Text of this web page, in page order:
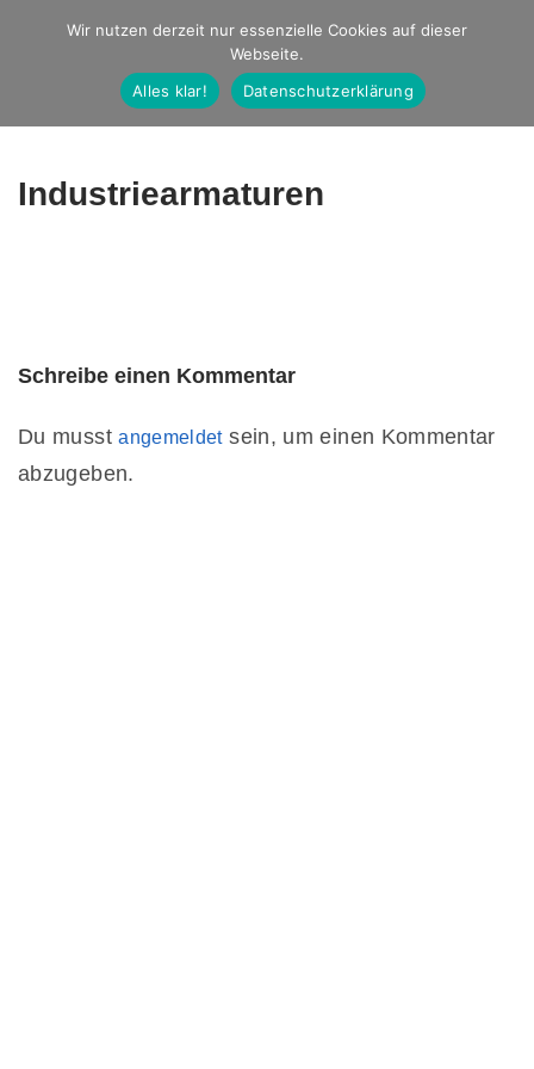
Studio Ernst
Fotografie
Industriearmaturen
Schreibe einen Kommentar
Du musstangemeldetsein, um einen Kommentar
abzugeben.
Wir nutzen derzeit nur essenzielle Cookies auf dieser
Webseite.
Alles klar!
Datenschutzerklärung